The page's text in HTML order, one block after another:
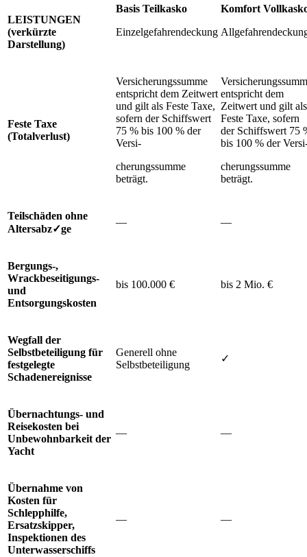
LEISTUNGEN
(verkürzte
Darstellung)
Basis Teilkasko
Einzelgefahrendeckung
Komfort
Feste Taxe
(Totalverlust)
Versicherungssumme
entspricht dem Zeitwert
und gilt als Feste Taxe,
sofern der Schiffswert
75 % bis 100 % der
Versi-
cherungssumme
beträgt.
entspricht dem
Zeitwert und gilt als
Feste Taxe, sofern
der Schiffswert 75
bis 100 % der
cherungssumme
beträgt.
Teilschäden ohne
Altersabz✓ge
— —
Bergungs-,
Wrackbeseitigungs-
und
Entsorgungskosten
bis 100.000 € bis 2 Mio. €
Wegfall der
Selbstbeteiligung für
festgelegte
Schadenereignisse
Generell ohne
Selbstbeteiligung
✓
Übernachtungs- und
Reisekosten bei
Unbewohnbarkeit der
Yacht
— —
Übernahme von
Kosten für
Schlepphilfe,
Ersatzskipper,
Inspektionen des
Unterwasserschiffs
— —